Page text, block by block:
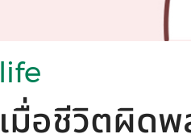
life
เมื่อชีวิตผิดพ